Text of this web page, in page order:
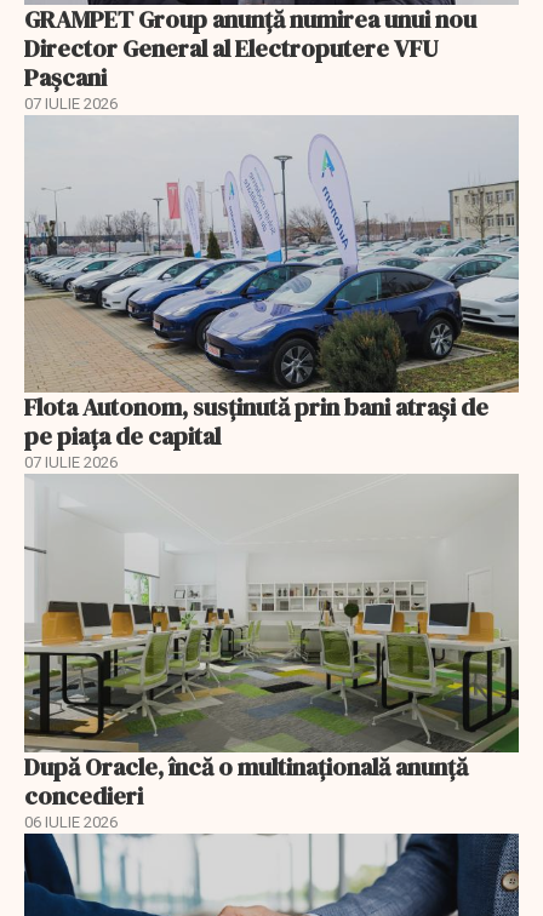
GRAMPET Group anunță numirea unui nou
Director General al Electroputere VFU
Pașcani
07 IULIE 2026
Flota Autonom, susținută prin bani atrași de
pe piața de capital
07 IULIE 2026
După Oracle, încă o multinaţională anunţă
concedieri
06 IULIE 2026